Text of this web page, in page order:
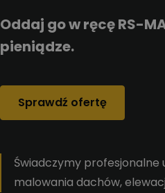
Oddaj go w ręcę RS-
pieniądze.
Sprawdź ofertę
Świadczymy profesjonalne
malowania dachów,